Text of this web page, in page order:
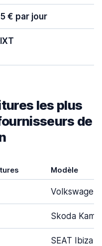
€ par jour
les plus
de
Modèle
Volkswagen
Skoda Kamiq
SEAT Ibiza